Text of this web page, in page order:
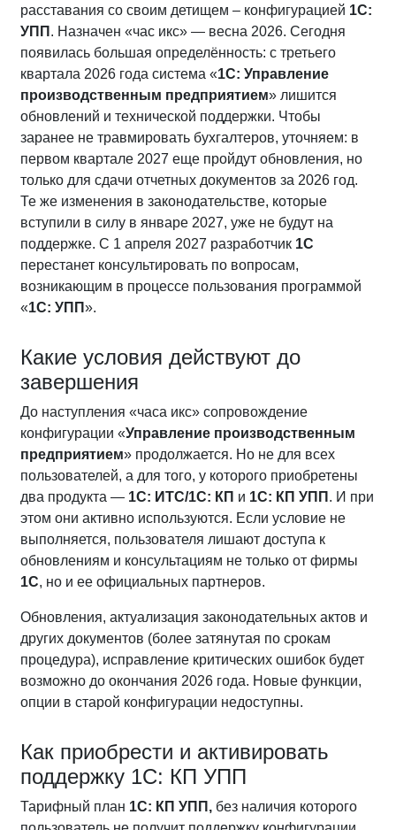
расставания со своим детищем – конфигурацией 1С:
УПП . Назначен «час икс» — весна 2026. Сегодня
появилась большая определённость: с третьего
квартала 2026 года система «1С: Управление
производственным предприятием» лишится
обновлений и технической поддержки. Чтобы
заранее не травмировать бухгалтеров, уточняем: в
первом квартале 2027 еще пройдут обновления, но
только для сдачи отчетных документов за 2026 год.
Те же изменения в законодательстве, которые
вступили в силу в январе 2027, уже не будут на
поддержке. С 1 апреля 2027 разработчик 1С
перестанет консультировать по вопросам,
возникающим в процессе пользования программой
«1С: УПП».
Какие условия действуют до
завершения
До наступления «часа икс» сопровождение
конфигурации «Управление производственным
предприятием» продолжается. Но не для всех
пользователей, а для того, у которого приобретены
два продукта — 1С: ИТС/1С: КП и 1С: КП УПП . И при
этом они активно используются. Если условие не
выполняется, пользователя лишают доступа к
обновлениям и консультациям не только от фирмы
1С, но и ее официальных партнеров.
Обновления, актуализация законодательных актов и
других документов (более затянутая по срокам
процедура), исправление критических ошибок будет
возможно до окончания 2026 года. Новые функции,
опции в старой конфигурации недоступны.
Как приобрести и активировать
поддержку 1С: КП УПП
Тарифный план 1С: КП УПП, без наличия которого